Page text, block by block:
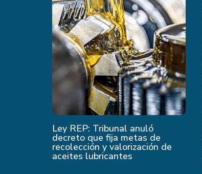
Ley REP: Tribunal anuló
decreto que fija metas de
recolección y valorización de
aceites lubricantes